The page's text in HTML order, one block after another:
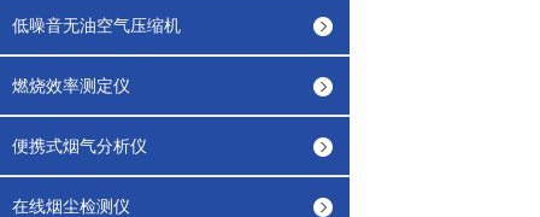
低噪音无油空气压缩机
燃烧效率测定仪
便携式烟气分析仪
在线烟尘检测仪